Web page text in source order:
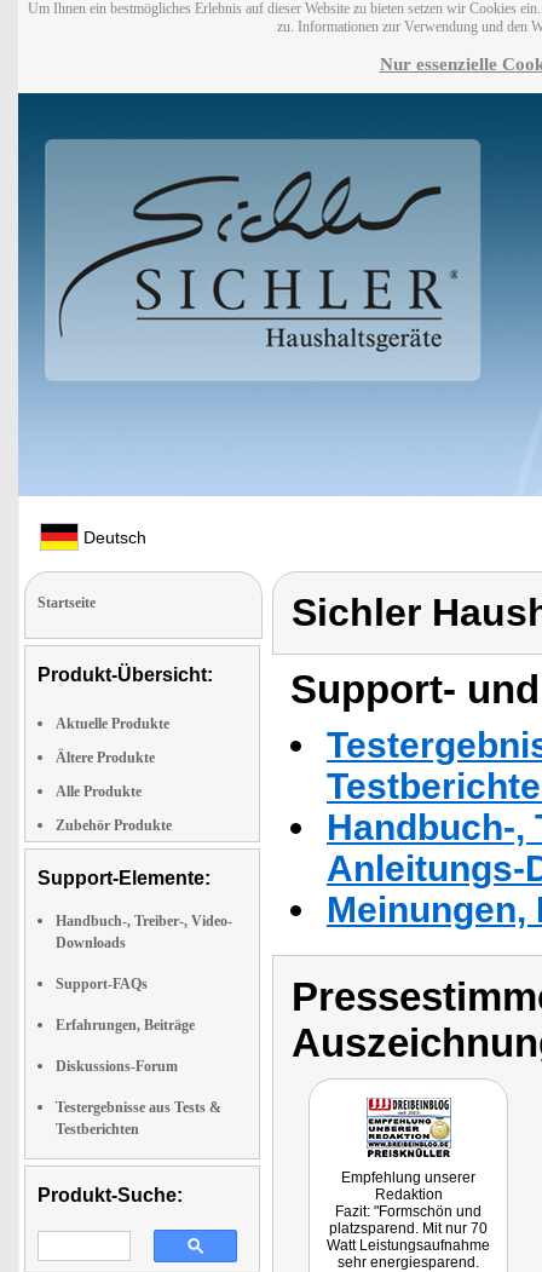
Um Ihnen ein bestmögliches Erlebnis auf dieser Website zu bieten setzen wir Cookies
zu. Informationen zur Verwendung und den
Nur essenzielle
Deutsch
Startseite
Produkt-Übersicht:
Aktuelle Produkte
Ältere Produkte
Alle Produkte
Zubehör Produkte
Support-Elemente:
Handbuch-, Treiber-, Video-
Downloads
Support-FAQs
Erfahrungen, Beiträge
Diskussions-Forum
Testergebnisse aus Tests &
Testberichten
Produkt-Suche:
Sichler
Support-
Handbuch-,
Anleitungs-
Empfehlung unserer
Redaktion
Fazit: "Formschön und
platzsparend. Mit nur 70
Watt Leistungsaufnahme
sehr energiesparend.